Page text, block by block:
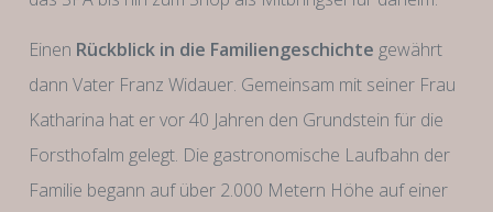
Einen Rückblick in die Familiengeschichte gewährt
dann Vater Franz Widauer. Gemeinsam mit seiner Frau
Katharina hat er vor 40 Jahren den Grundstein für die
Forsthofalm gelegt. Die gastronomische Laufbahn der
Familie begann auf über 2.000 Metern Höhe auf einer